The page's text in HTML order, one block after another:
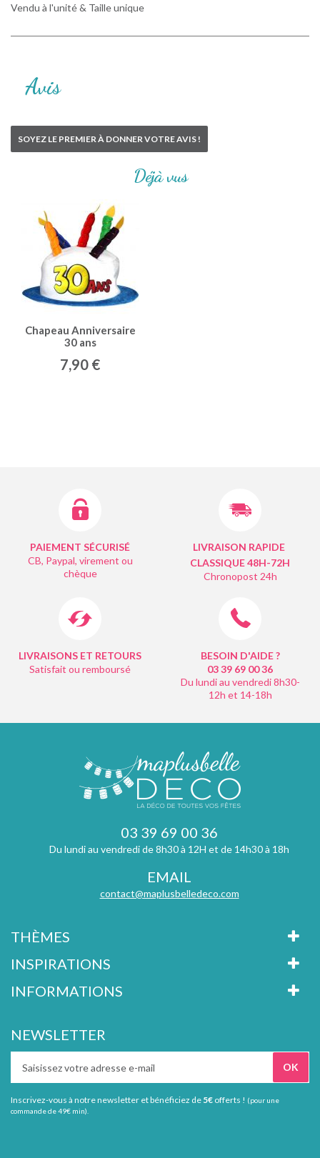
Vendu à l'unité & Taille unique
Avis
SOYEZ LE PREMIER À DONNER VOTRE AVIS !
Déjà vus
Chapeau Anniversaire
30 ans
7,90 €
PAIEMENT SÉCURISÉ
CB, Paypal, virement ou
chèque
LIVRAISON RAPIDE
CLASSIQUE 48H-72H
Chronopost 24h
LIVRAISONS ET RETOURS
Satisfait ou remboursé
BESOIN D'AIDE ?
03 39 69 0036
Du lundi au vendredi 8h30-
12h et 14-18h
03 39 69 00 36
Du lundi au vendredi de 8h30 à 12H et de 14h30 à 18h
EMAIL
contact@maplusbelledeco.com
THÈMES
INSPIRATIONS
INFORMATIONS
NEWSLETTER
Inscrivez-vous à notre newsletter et bénéficiez de 5€ offerts ! (pour une
commande de 49€ min).